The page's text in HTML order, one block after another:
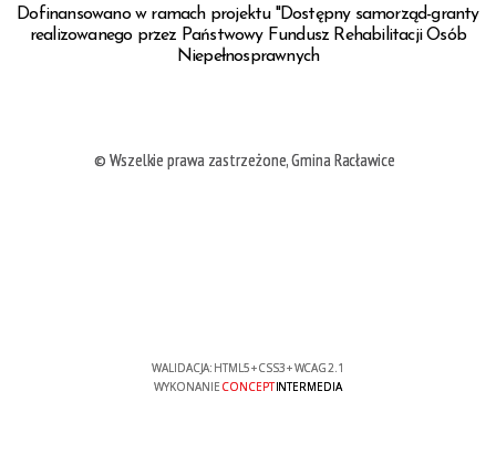
Dofinansowano w ramach projektu "Dostępny samorząd-granty
realizowanego przez Państwowy Fundusz Rehabilitacji Osób
Niepełnosprawnych
© Wszelkie prawa zastrzeżone, Gmina Racławice
WALIDACJA: HTML5+CSS3+WCAG 2.1
WYKONANIE CONCEPTINTERMEDIA